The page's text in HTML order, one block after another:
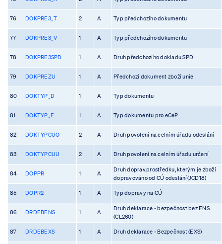
76 DOKPRE3_T 2 A Typ předchozího dokumentu
77 DOKPRE3_V 1 A Typ předchozího dokumentu
78 DOKPRE3SPD 1 A Druh předchozího dokladu SPD
79 DOKPREZU 1 A Předchozí dokument zboží unie
80 DOKTYP_D 1 A Typ dokumentu
81 DOKTYP_E 1 A Typ dokumentu pro eCeP
82 DOKTYPCUO 2 A Druh povolení na celním úřadu odeslání
83 DOKTYPCUU 2 A Druh povolení na celním úřadu určení
84 DOPPR 1 A
Druh doprav.prostředku, kterým je zboží
dopravováno od CÚ odeslání(JCD18)
85 DOPR2 1 A Typ dopravy na CÚ
86 DRDEBENS 1 A
Druh deklarace - bezpečnost bez ENS
(CL260)
87 DRDEBEXS 1 A Druh deklarace - Bezpečnost (EXS)